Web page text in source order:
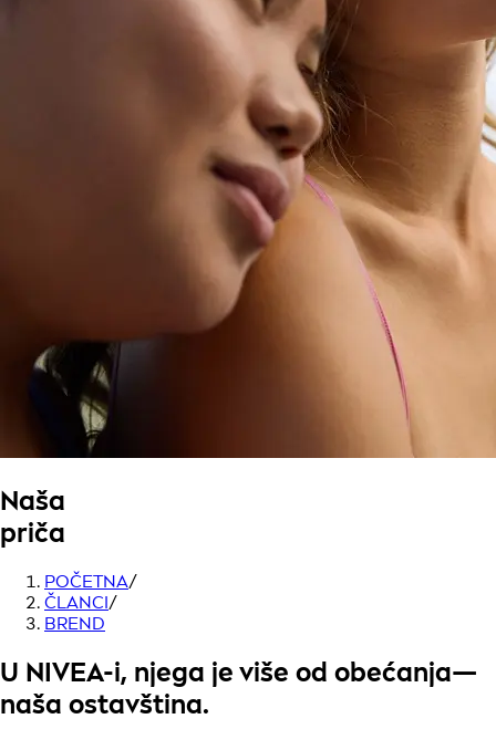
Naša
priča
POČETNA/
ČLANCI/
BREND
U NIVEA-i, njega je više od obećanja—
naša ostavština.